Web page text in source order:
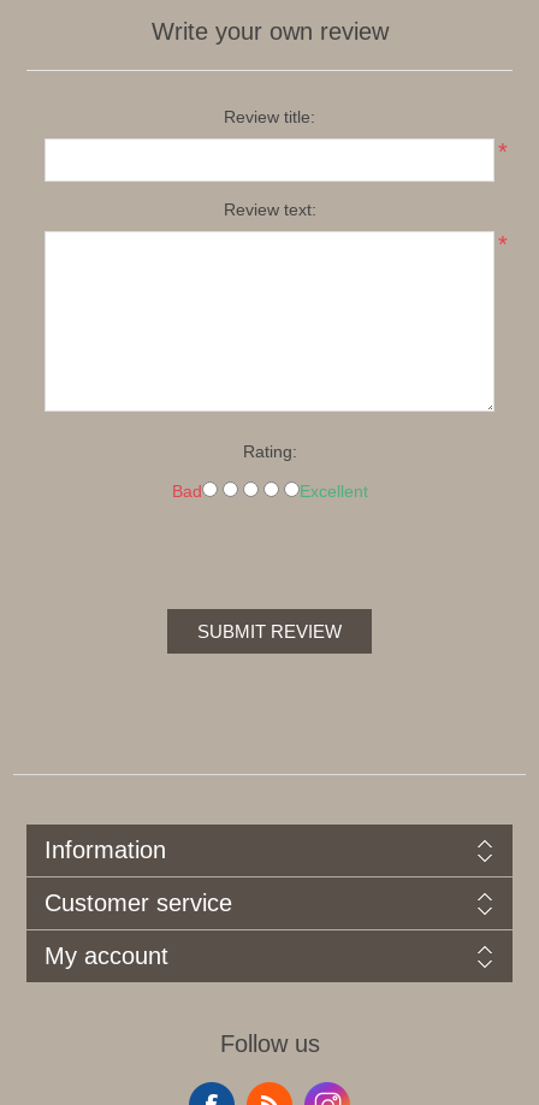
Write your own review
Review title:
*
Review text:
*
Rating:
Bad Excellent
SUBMIT REVIEW
Information
Customer service
My account
Follow us